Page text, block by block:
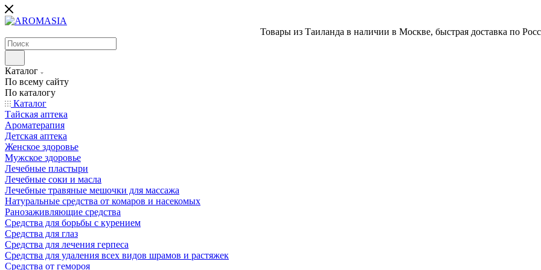
Товары из Таиланда в наличии в Москве, быстрая доставка по
Каталог
По всему сайту
По каталогу
Каталог
Тайская аптека
Ароматерапия
Детская аптека
Женское здоровье
Мужское здоровье
Лечебные пластыри
Лечебные соки и масла
Лечебные травяные мешочки для массажа
Натуральные средства от комаров и насекомых
Ранозаживляющие средства
Средства для борьбы с курением
Средства для глаз
Средства для лечения герпеса
Средства для удаления всех видов шрамов и растяжек
Средства от гемороя